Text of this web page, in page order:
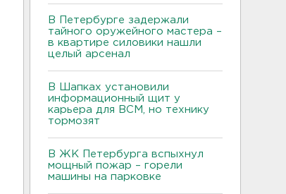
В Петербурге задержали
тайного оружейного мастера –
в квартире силовики нашли
целый арсенал
В Шапках установили
информационный щит у
карьера для ВСМ, но технику
тормозят
В ЖК Петербурга вспыхнул
мощный пожар – горели
машины на парковке